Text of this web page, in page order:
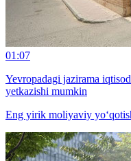
01:07
Yevropadagi jazirama
yetkazishi mumkin
Eng yirik moliyaviy